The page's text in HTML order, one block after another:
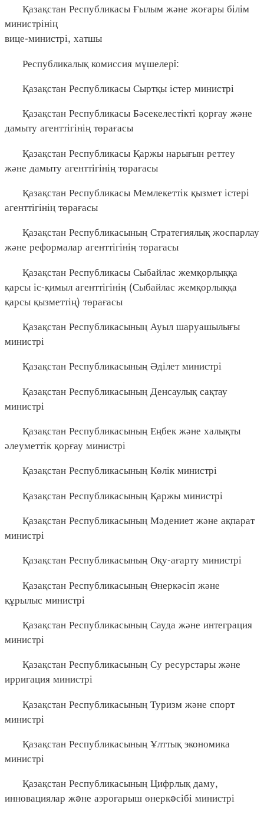
Қазақстан Республикасы Ғылым және жоғары білім
министрінің
вице-министрі, хатшы
Республикалық комиссия мүшелерi:
Қазақстан Республикасы Сыртқы істер министрі
Қазақстан Республикасы Бәсекелестікті қорғау және
дамыту агенттігінің төрағасы
Қазақстан Республикасы Қаржы нарығын реттеу
және дамыту агенттігінің төрағасы
Қазақстан Республикасы Мемлекеттік қызмет істері
агенттігінің төрағасы
Қазақстан Республикасының Стратегиялық жоспарлау
және реформалар агенттігінің төрағасы
Қазақстан Республикасы Сыбайлас жемқорлыққа
қарсы іс-қимыл агенттігінің (Сыбайлас жемқорлыққа
қарсы қызметтің) төрағасы
Қазақстан Республикасының Ауыл шаруашылығы
министрі
Қазақстан Республикасының Әділет министрі
Қазақстан Республикасының Денсаулық сақтау
министрі
Қазақстан Республикасының Еңбек және халықты
әлеуметтік қорғау министрі
Қазақстан Республикасының Көлік министрі
Қазақстан Республикасының Қаржы министрі
Қазақстан Республикасының Мәдениет және ақпарат
министрі
Қазақстан Республикасының Оқу-ағарту министрі
Қазақстан Республикасының Өнеркәсіп және
құрылыс министрі
Қазақстан Республикасының Сауда және интеграция
министрі
Қазақстан Республикасының Су ресурстары және
ирригация министрі
Қазақстан Республикасының Туризм және спорт
министрі
Қазақстан Республикасының Ұлттық экономика
министрі
Қазақстан Республикасының Цифрлық даму,
инновациялар жəне аэроғарыш өнеркəсібі министрі